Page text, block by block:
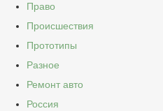
Право
Происшествия
Прототипы
Разное
Ремонт авто
Россия